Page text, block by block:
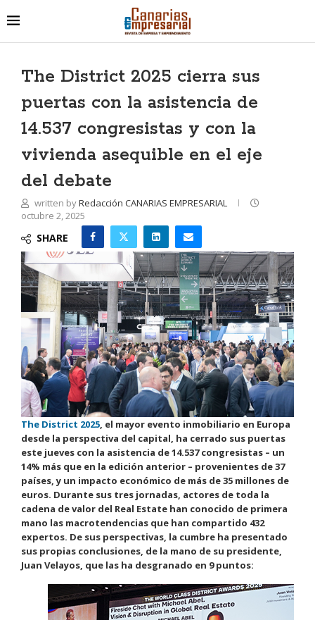
The District 2025 cierra sus
puertas con la asistencia de
14.537 congresistas y con la
vivienda asequible en el eje
del debate
written byRedacción CANARIAS EMPRESARIAL
octubre 2, 2025
SHARE
The District 2025, el mayor evento inmobiliario en Europa
desde la perspectiva del capital, ha cerrado sus puertas
este jueves con la asistencia de 14.537 congresistas – un
14% más que en la edición anterior – provenientes de 37
países, y un impacto económico de más de 35 millones de
euros. Durante sus tres jornadas, actores de toda la
cadena de valor del Real Estate han conocido de primera
mano las macrotendencias que han compartido 432
expertos. De sus perspectivas, la cumbre ha presentado
sus propias conclusiones, de la mano de su presidente,
Juan Velayos, que las ha desgranado en 9 puntos: